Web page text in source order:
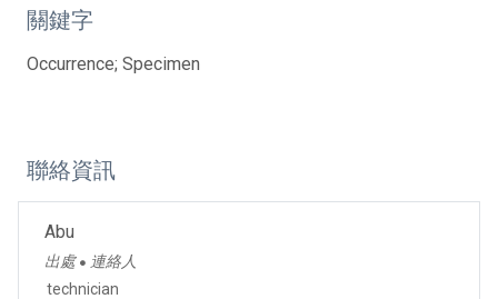
關鍵字
Occurrence; Specimen
聯絡資訊
Abu
出處 ● 連絡人
technician